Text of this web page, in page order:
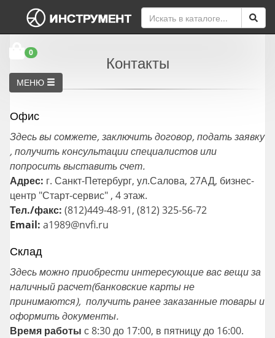
0
МЕНЮ
Контакты
Офис
Здесь вы сомжете, заключить договор, подать заявку
, получить консультации специалистов или
попросить выставить счет.
Адрес: г. Санкт-Петербург, ул.Салова, 27АД, бизнес-
центр "Старт-сервис" , 4 этаж.
Тел./факс: (812)449-48-91, (812) 325-56-72
Email: a1989@nvfi.ru
Склад
Здесь можно приобрести интересующие вас вещи за
наличный расчет(банковские карты не
принимаются), получить ранее заказанные товары и
оформить документы.
Время работы с 8:30 до 17:00, в пятницу до 16:00.